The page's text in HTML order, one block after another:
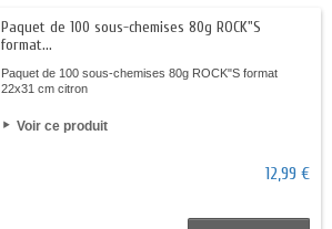
Paquet de 100 sous-chemises 80g ROCK"S
format...
Paquet de 100 sous-chemises 80g ROCK"S format
22x31 cm citron
Voir ce produit
12,99 €